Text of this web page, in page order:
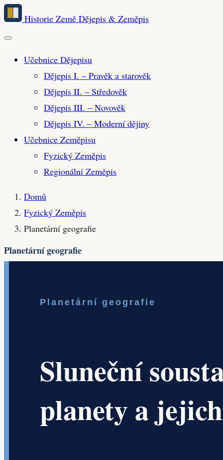
Přeskočit
hlavní
obsah
Historie Země Dějepis & Zeměpis
Učebnice Dějepisu
Dějepis I. – Pravěk a starověk
Dějepis II. – Středověk
Dějepis III. – Novověk
Dějepis IV. – Moderní dějiny
Učebnice Zeměpisu
Fyzický Zeměpis
Regionální Zeměpis
Domů
Fyzický Zeměpis
Planetární geografie
Planetární geografie